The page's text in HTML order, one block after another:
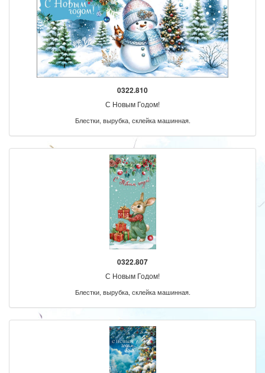
0322.810
С Новым Годом!
Блестки, вырубка, склейка машинная.
0322.807
С Новым Годом!
Блестки, вырубка, склейка машинная.